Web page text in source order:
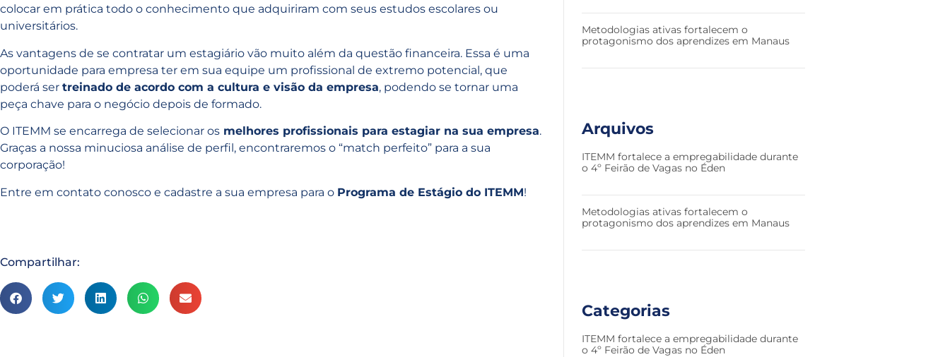
colocar em prática todo o conhecimento que adquiriram com seus estudos escolares ou
universitários.
As vantagens de se contratar um estagiário vão muito além da questão financeira. Essa é uma
oportunidade para empresa ter em sua equipe um profissional de extremo potencial, que
poderá ser treinado de acordo com a cultura e visão da empresa, podendo se tornar uma
peça chave para o negócio depois de formado.
O ITEMM se encarrega de selecionar os melhores profissionais para estagiar na sua empresa.
Graças a nossa minuciosa análise de perfil, encontraremos o “match perfeito” para a sua
corporação!
Entre em contato conosco e cadastre a sua empresa para o Programa de Estágio do ITEMM!
Compartilhar:
Metodologias ativas fortalecem o
protagonismo dos aprendizes em Manaus
Arquivos
ITEMM fortalece a empregabilidade durante
o 4º Feirão de Vagas no Éden
Metodologias ativas fortalecem o
protagonismo dos aprendizes em Manaus
Categorias
ITEMM fortalece a empregabilidade durante
o 4º Feirão de Vagas no Éden